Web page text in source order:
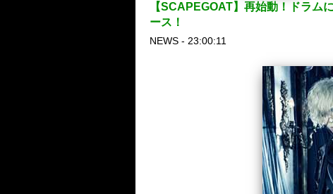
【SCAPEGOAT】再始動！ドラム
ース！
NEWS - 23:00:11